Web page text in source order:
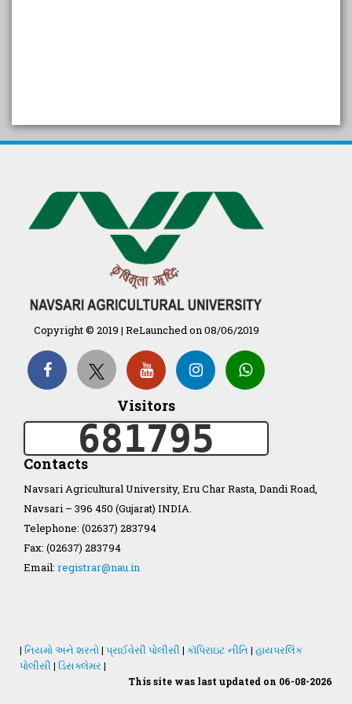
પ્રાકૃતિક કૃષિ (ખેતી)
દેશી ગાય આધારિત પ્રાકૃતિક ખેતી
गुणवत्ता युक्त कृषि-शिक्षा एक पहल" - भारतीय
कृषि अनुसंधान परिषद की 25वीं अखिल
Organization Structure
ખેડુત માર્ગદર્શિકા
Accreditation Certificate
NAU Statute(Revised)
Copyright © 2019 | ReLaunched on 08/06/2019
Visitors
681795
Contacts
Navsari Agricultural University, Eru Char Rasta, Dandi Road,
Navsari – 396 450 (Gujarat) INDIA.
Telephone: (02637) 283794
Fax: (02637) 283794
Email: registrar@nau.in
| નિયમો અને શરતો| પ્રાઈવેસી પોલીસી | કૉપિરાઇટ નીતિ | હાયપરલિંક
પોલીસી | ડિસક્લેમર |
This site was last updated on 06-08-2026